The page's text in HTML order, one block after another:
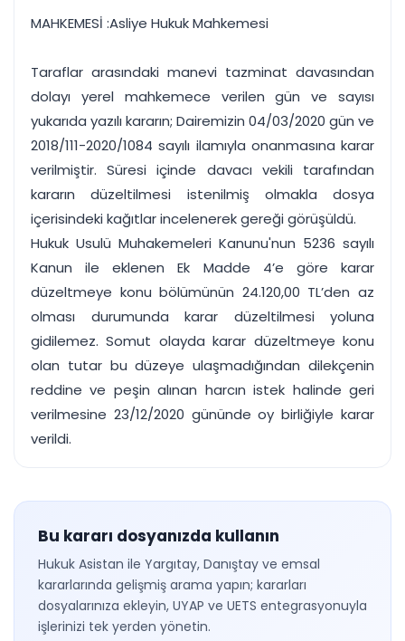
Bildirim
Süreleri asla kaçırmayın
Tek panelde uçtan uca yönetim
UYAP & UETS entegrasyonundan finansa, hepsi bir arada.
Tüm özellikleri inceleyin Ücretsiz Başlayın
MAHKEMESİ :Asliye Hukuk Mahkemesi
Taraflar arasındaki manevi tazminat davasından
dolayı yerel mahkemece verilen gün ve sayısı
yukarıda yazılı kararın; Dairemizin 04/03/2020 gün ve
2018/111-2020/1084 sayılı ilamıyla onanmasına karar
verilmiştir. Süresi içinde davacı vekili tarafından
kararın düzeltilmesi istenilmiş olmakla dosya
içerisindeki kağıtlar incelenerek gereği görüşüldü.
Hukuk Usulü Muhakemeleri Kanunu'nun 5236 sayılı
Kanun ile eklenen Ek Madde 4’e göre karar
düzeltmeye konu bölümünün 24.120,00 TL’den az
olması durumunda karar düzeltilmesi yoluna
gidilemez. Somut olayda karar düzeltmeye konu
olan tutar bu düzeye ulaşmadığından dilekçenin
reddine ve peşin alınan harcın istek halinde geri
verilmesine 23/12/2020 gününde oy birliğiyle karar
verildi.
Bu kararı dosyanızda kullanın
Hukuk Asistan ile Yargıtay, Danıştay ve emsal
kararlarında gelişmiş arama yapın; kararları
dosyalarınıza ekleyin, UYAP ve UETS entegrasyonuyla
işlerinizi tek yerden yönetin.